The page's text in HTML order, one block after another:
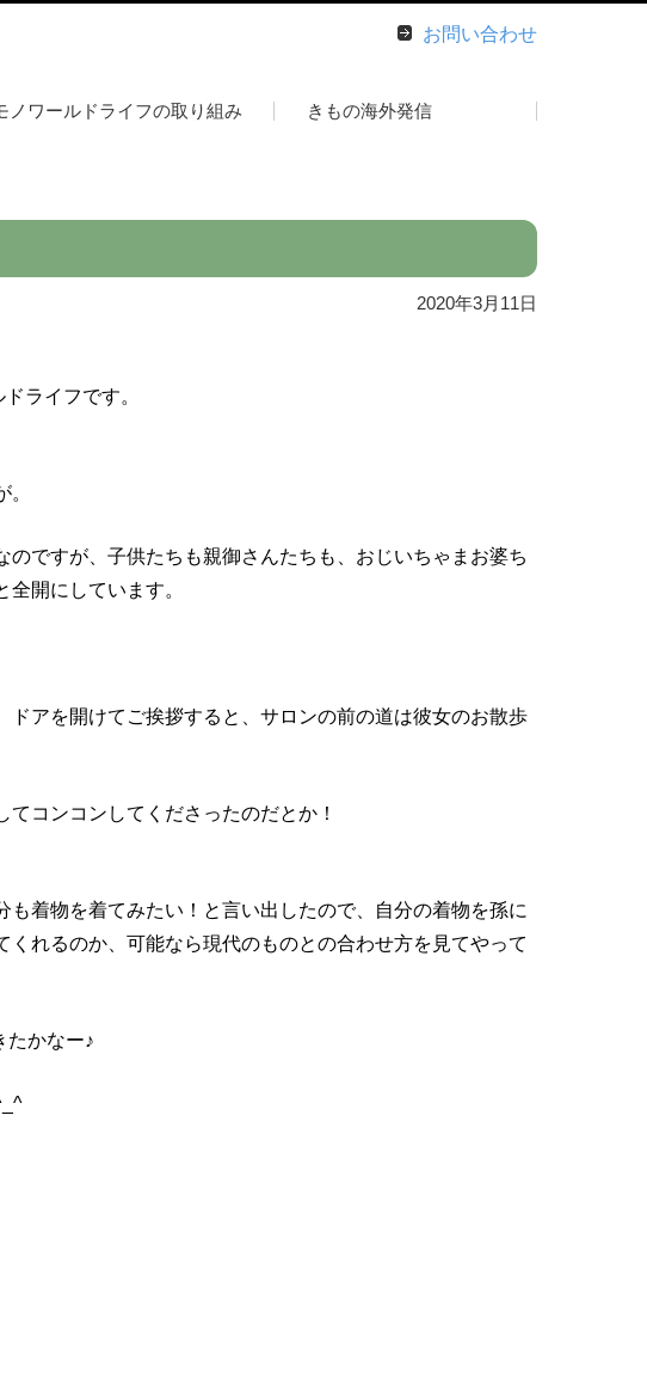
お問い合わせ
ノワールドライフの取り組み きもの海外発信
2020年3月11日
ライフです。
ですが、子供たちも親御さんたちも、おじいちゃまお婆ち
開にしています。
アを開けてご挨拶すると、サロンの前の道は彼女のお散歩
コンコンしてくださったのだとか！
着物を着てみたい！と言い出したので、自分の着物を孫に
れるのか、可能なら現代のものとの合わせ方を見てやって
たかなー♪